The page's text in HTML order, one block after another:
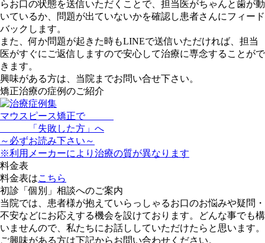
らお口の状態を送信いただくことで、担当医がちゃんと歯が動
いているか、問題が出ていないかを確認し患者さんにフィード
バックします。
また、何か問題が起きた時もLINEで送信いただければ、担当
医がすぐにご返信しますので安心して治療に専念することがで
きます。
興味がある方は、当院までお問い合せ下さい。
矯正治療の症例のご紹介
マウスピース矯正で
「 失敗した方 」へ
～ 必ずお読み下さい～
※利用メーカーにより治療の質が異なります
料金表
料金表はこちら
初診「個別」相談へのご案内
当院では、患者様が抱えていらっしゃるお口のお悩みや疑問・
不安などにお応えする機会を設けております。どんな事でも構
いませんので、私たちにお話ししていただけたらと思います。
ご興味がある方は下記からお問い合わせください。